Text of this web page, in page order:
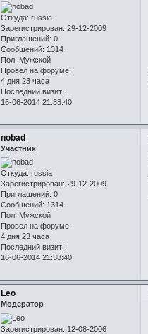
Откуда: russia
Зарегистрирован: 29-12-2009
Приглашений: 0
Сообщений: 1314
Пол: Мужской
Провел на форуме:
4 дня 23 часа
Последний визит:
16-06-2014 21:38:40
nobad
Участник
Откуда: russia
Зарегистрирован: 29-12-2009
Приглашений: 0
Сообщений: 1314
Пол: Мужской
Провел на форуме:
4 дня 23 часа
Последний визит:
16-06-2014 21:38:40
Leo
Модератор
Зарегистрирован: 12-08-2006